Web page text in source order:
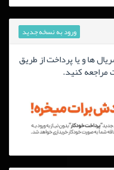
ورود به نسخه جدید
ها و یا پرداخت از طریق
مراجعه کنید.